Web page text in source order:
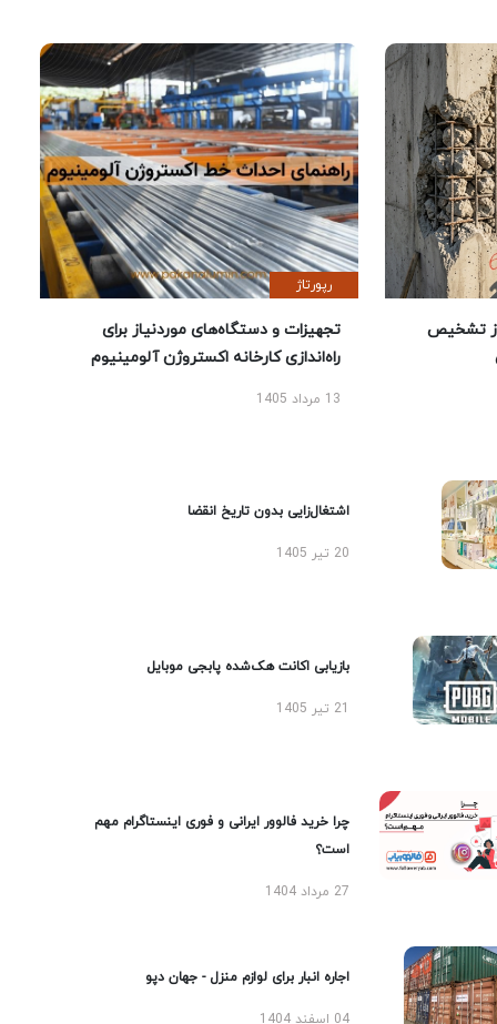
تشخیص
رپورتاژ
تجهیزات و دستگاه‌های موردنیاز برای
راه‌اندازی کارخانه اکستروژن آلومینیوم
13 مرداد 1405
اشتغال‌زایی بدون تاریخ انقضا
20 تیر 1405
بازیابی اکانت هک‌شده پابجی موبایل
چرا خرید فالوور ایرانی و فوری اینستاگرام مهم
است؟
27 مرداد 1404
اجاره انبار برای لوازم منزل - جهان دپو
04 اسفند 1404